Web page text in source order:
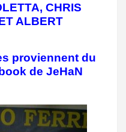
CHRIS
ALBERT
proviennent du
de JeHaN